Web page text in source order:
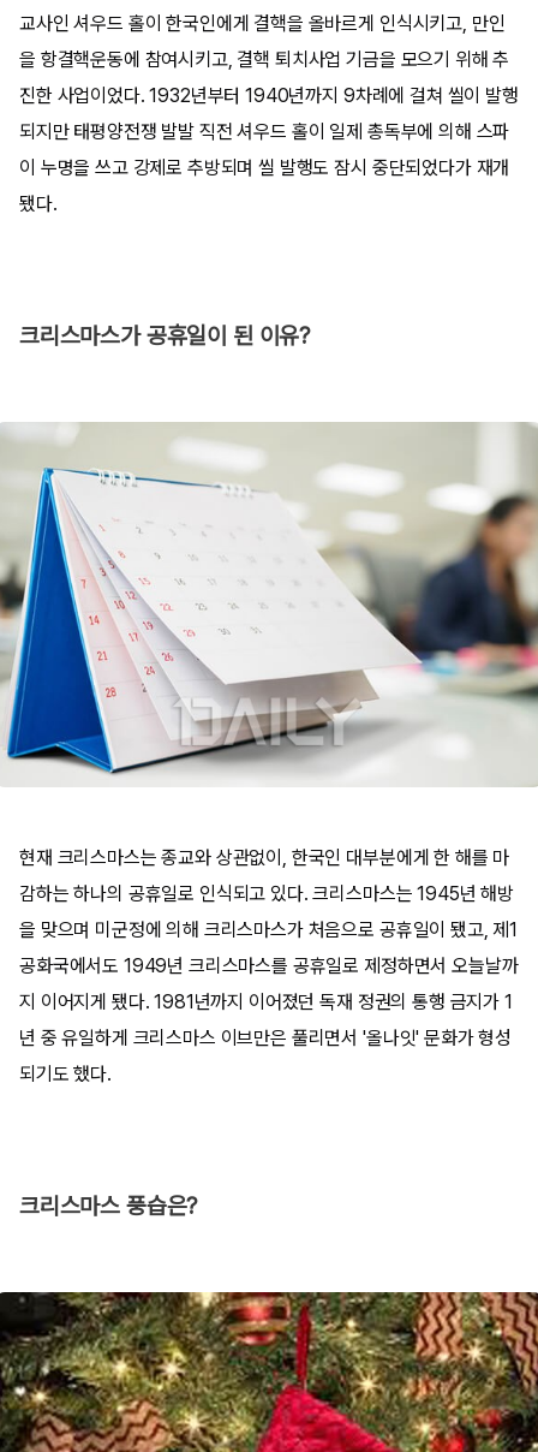
교사인 셔우드 홀이 한국인에게 결핵을 올바르게 인식시키고, 만인
을 항결핵운동에 참여시키고, 결핵 퇴치사업 기금을 모으기 위해 추
진한 사업이었다. 1932년부터 1940년까지 9차례에 걸쳐 씰이 발행
되지만 태평양전쟁 발발 직전 셔우드 홀이 일제 총독부에 의해 스파
이 누명을 쓰고 강제로 추방되며 씰 발행도 잠시 중단되었다가 재개
됐다.
크리스마스가 공휴일이 된 이유?
현재 크리스마스는 종교와 상관없이, 한국인 대부분에게 한 해를 마
감하는 하나의 공휴일로 인식되고 있다. 크리스마스는 1945년 해방
을 맞으며 미군정에 의해 크리스마스가 처음으로 공휴일이 됐고, 제1
공화국에서도 1949년 크리스마스를 공휴일로 제정하면서 오늘날까
지 이어지게 됐다. 1981년까지 이어졌던 독재 정권의 통행 금지가 1
년 중 유일하게 크리스마스 이브만은 풀리면서 '올나잇' 문화가 형성
되기도 했다. ​
크리스마스 풍습은?